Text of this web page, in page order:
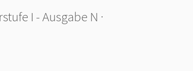
I - Ausgabe N ·